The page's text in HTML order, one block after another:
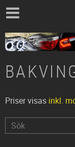
Priser visas inkl.